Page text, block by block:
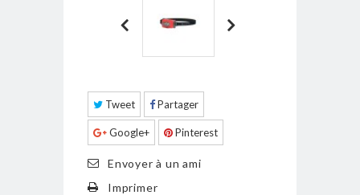
Tweet Partager
Google+ Pinterest
Envoyer à un ami
Imprimer